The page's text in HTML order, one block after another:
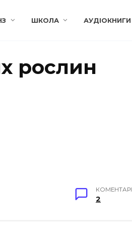
ШКОЛА АУДІОКНИГИ
рослин
КОМЕНТАРІ
2